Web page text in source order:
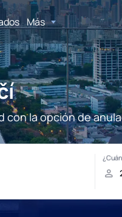
Más
con la opción de